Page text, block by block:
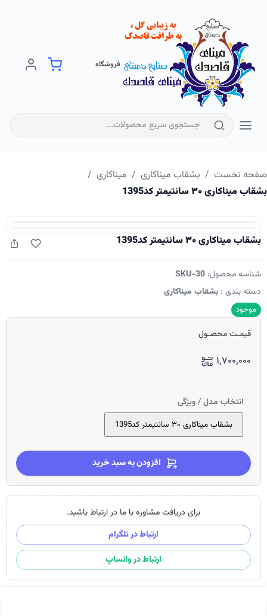
فروشگاه
نخست بشقاب میناکاری میناکاری
میناکاری ۳۰ سانتیمتر کد1395
بشقاب میناکاری ۳۰ سانتیمتر کد1395
شناسه محصول:SKU-30
دسته بندی : بشقاب میناکاری
موجود
قیمـت محصـول
۱٬۷۰۰٬۰۰۰
انتخاب مدل / ویژگی
بشقاب میناکاری ۳۰ سانتیمتر کد1395
افزودن به سبد خرید
برای دریافت مشاوره با ما در ارتباط باشید.
ارتباط در تلگرام
ارتباط در واتساپ